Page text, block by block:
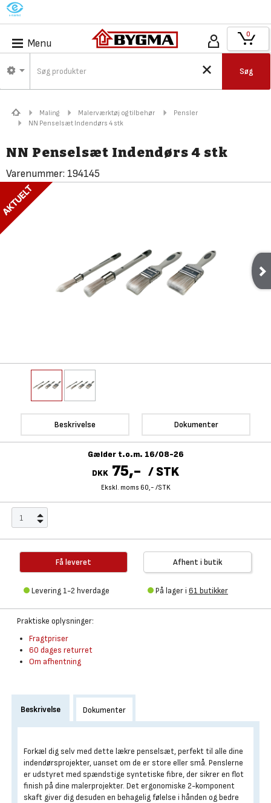
M
Menu
Søg
0
Maling Malerværktøj og tilbehør
Pensler
NN Penselsæt Indendørs 4 stk
NN Penselsæt Indendørs 4 stk
Varenummer: 194145
Beskrivelse Dokumenter
Gælder t.o.m. 16/08-26
DKK 75,- /STK
Ekskl. moms 60,- /STK
Få leveret
Levering 1-2 hverdage
Afhent i butik
På lager i 61 butikker
Praktiske oplysninger:
Fragtpriser
60 dages returret
Om afhentning
Beskrivelse Dokumenter
Forkæl dig selv med dette lækre penselsæt, perfekt til alle dine
indendørsprojekter, uanset om de er store eller små. Penslerne
er udstyret med spændstige syntetiske fibre, der sikrer en flot
finish på dine malerprojekter. Det ergonomiske 2-komponent
skaft giver dig desuden en behagelig følelse i hånden og bedre